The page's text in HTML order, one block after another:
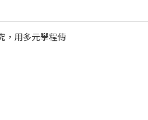
，用多元學程傳